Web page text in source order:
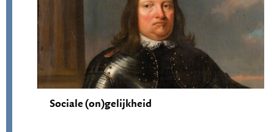
Sociale (on)gelijkheid